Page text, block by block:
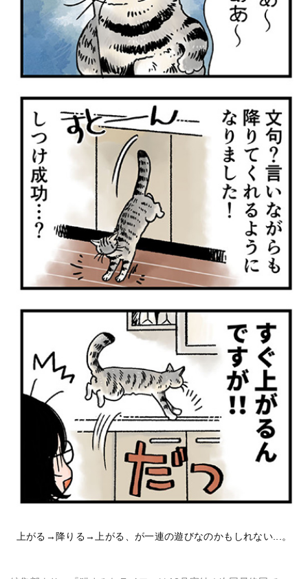
上がる→降りる→上がる、が一連の遊びなのかもしれない...。